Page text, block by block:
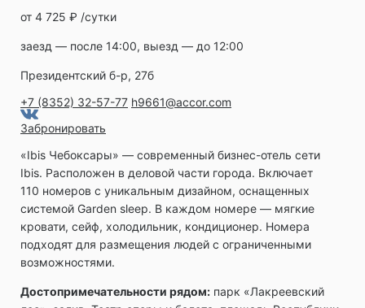
от 4 725 ₽ /сутки
заезд — после 14:00, выезд — до 12:00
Президентский б-р, 27б
+7 (8352) 32-57-77 h9661@accor.com
Забронировать
«Ibis Чебоксары» ― современный бизнес-отель сети
Ibis. Расположен в деловой части города. Включает
110 номеров с уникальным дизайном, оснащенных
системой Garden sleep. В каждом номере — мягкие
кровати, сейф, холодильник, кондиционер. Номера
подходят для размещения людей с ограниченными
возможностями.
Достопримечательности рядом: парк «Лакреевский